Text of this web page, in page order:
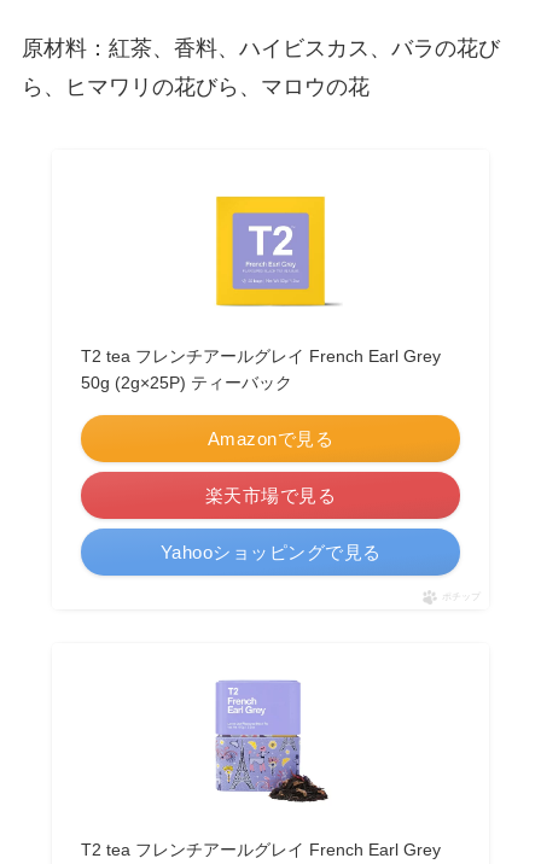
原材料：紅茶、香料、ハイビスカス、バラの花び
ら、ヒマワリの花びら、マロウの花
T2 tea フレンチアールグレイ French Earl Grey
50g (2g×25P) ティーバック
Amazonで見る
楽天市場で見る
Yahooショッピングで見る
ポチップ
T2 tea フレンチアールグレイ French Earl Grey